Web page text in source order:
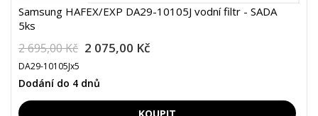
Samsung HAFEX/EXP DA29-10105J vodní filtr - SADA
5ks
2 695,00 Kč 2 075,00 Kč
DA29-10105Jx5
Dodání do 4 dnů